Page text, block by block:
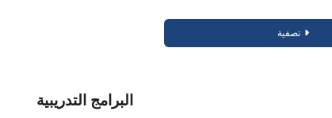
تصفية
البرامج التدريبية